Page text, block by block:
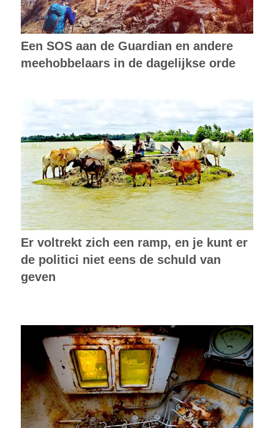
Een SOS aan de Guardian en andere
meehobbelaars in de dagelijkse orde
Er voltrekt zich een ramp, en je kunt er
de politici niet eens de schuld van
geven